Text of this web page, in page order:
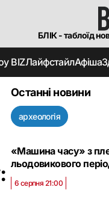
БЛІК - таблоїд
BIZЛайфстайлАфіша
Останні новини
археологія
«Машина часу» з
льодовикового
6 серпня 21:00